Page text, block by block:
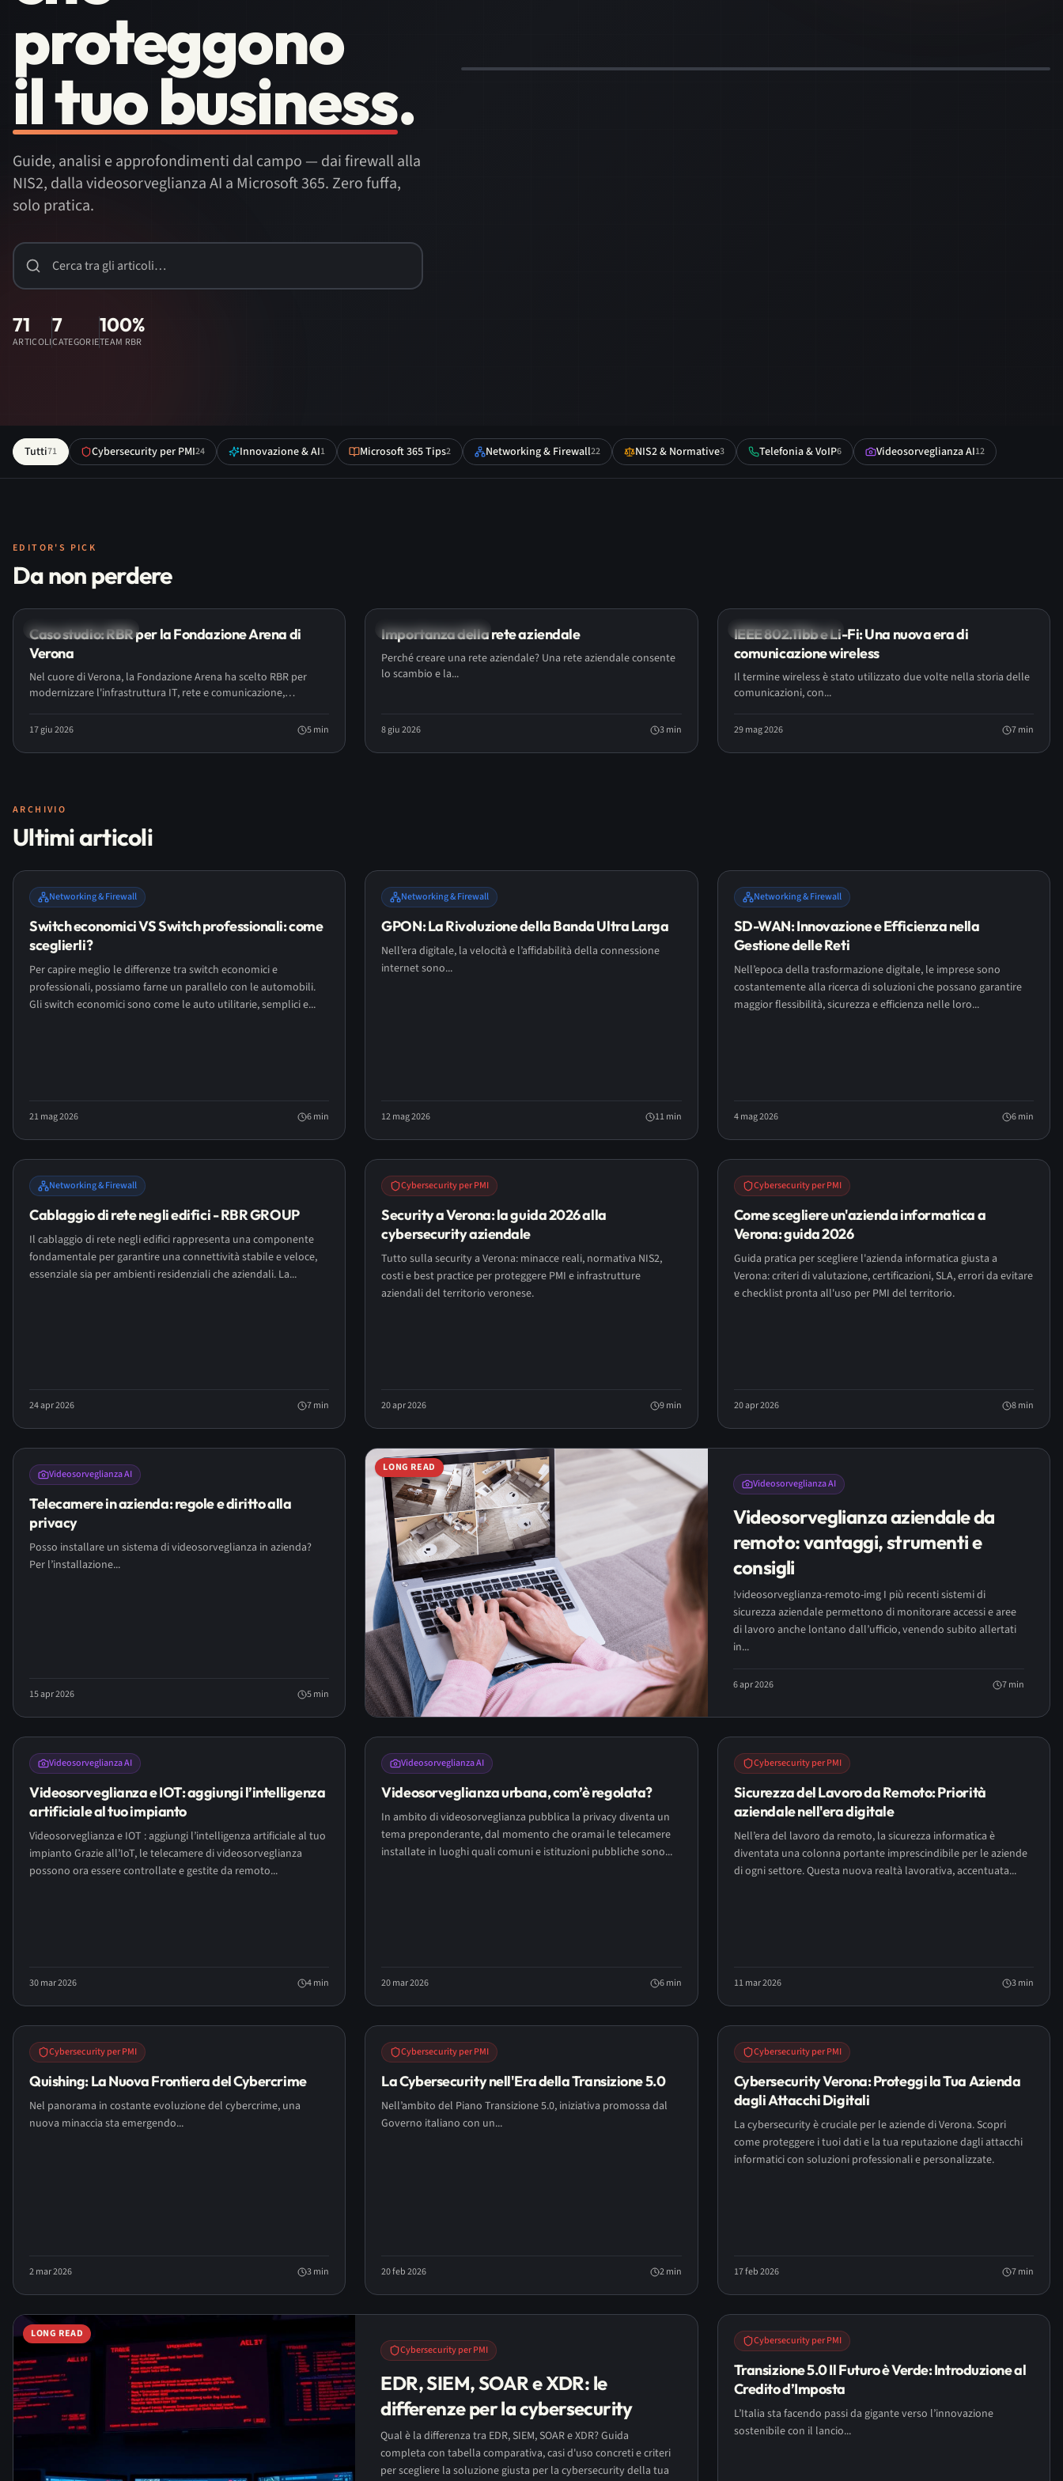
proteggono
il tuo business.
Guide, analisi e approfondimenti dal campo — dai firewall alla
NIS2, dalla videosorveglianza AI a Microsoft 365. Zero fuffa,
solo pratica.
Cerca articoli
71
ARTICOLI
7
CATEGORIE
100%
TEAM RBR
Tutti71 Cybersecurity per PMI24 Innovazione & AI1 Microsoft 365 Tips2 Networking & Firewall22 NIS2 & Normative3 Telefonia & VoIP6 Videosorveglianza AI12
Articoli del blog
EDITOR'S PICK
Da non perdere
Networking & Firewall
Caso studio: RBR per la Fondazione Arena di
Verona
Nel cuore di Verona, la Fondazione Arena ha scelto RBR per
modernizzare l'infrastruttura IT, rete e comunicazione,
del festival lirico.
17 giu 2026 5min
Networking & Firewall
Importanza della rete aziendale
Perché creare una rete aziendale? Una rete aziendale consente
lo scambio e la...
8 giu 2026 3min
Networking & Firewall
IEEE 802.11bb e Li-Fi: Una nuova era di
comunicazione wireless
Il termine wireless è stato utilizzato due volte nella storia delle
comunicazioni, con...
29 mag 2026 7min
ARCHIVIO
Ultimi articoli
Networking & Firewall
Switch economici VS Switch professionali: come
sceglierli?
Per capire meglio le differenze tra switch economici e
professionali, possiamo farne un parallelo con le automobili.
Gli switch economici sono come le auto utilitarie, semplici e...
21 mag 2026 6min
Networking & Firewall
GPON: La Rivoluzione della Banda Ultra Larga
Nell’era digitale, la velocità e l’affidabilità della connessione
internet sono...
12 mag 2026 11min
Networking & Firewall
SD-WAN: Innovazione e Efficienza nella
Gestione delle Reti
Nell’epoca della trasformazione digitale, le imprese sono
costantemente alla ricerca di soluzioni che possano garantire
maggior flessibilità, sicurezza e efficienza nelle loro...
4 mag 2026 6min
Networking & Firewall
Cablaggio di rete negli edifici - RBR GROUP
Il cablaggio di rete negli edifici rappresenta una componente
fondamentale per garantire una connettività stabile e veloce,
essenziale sia per ambienti residenziali che aziendali. La...
24 apr 2026 7min
Cybersecurity per PMI
Security a Verona: la guida 2026 alla
cybersecurity aziendale
Tutto sulla security a Verona: minacce reali, normativa NIS2,
costi e best practice per proteggere PMI e infrastrutture
aziendali del territorio veronese.
20 apr 2026 9min
Cybersecurity per PMI
Come scegliere un'azienda informatica a
Verona: guida 2026
Guida pratica per scegliere l'azienda informatica giusta a
Verona: criteri di valutazione, certificazioni, SLA, errori da evitare
e checklist pronta all'uso per PMI del territorio.
20 apr 2026 8min
Videosorveglianza AI
Telecamere in azienda: regole e diritto alla
privacy
Posso installare un sistema di videosorveglianza in azienda?
Per l’installazione...
15 apr 2026 5min
LONG READ
Videosorveglianza AI
Videosorveglianza aziendale da
remoto: vantaggi, strumenti e
consigli
!videosorveglianza-remoto-img I più recenti sistemi di
sicurezza aziendale permettono di monitorare accessi e aree
di lavoro anche lontano dall’ufficio, venendo subito allertati
in...
6 apr 2026 7min
Videosorveglianza AI
Videosorveglianza e IOT: aggiungi l’intelligenza
artificiale al tuo impianto
Videosorveglianza e IOT : aggiungi l’intelligenza artificiale al tuo
impianto Grazie all’IoT, le telecamere di videosorveglianza
possono ora essere controllate e gestite da remoto...
30 mar 2026 4min
Videosorveglianza AI
Videosorveglianza urbana, com’è regolata?
In ambito di videosorveglianza pubblica la privacy diventa un
tema preponderante, dal momento che oramai le telecamere
installate in luoghi quali comuni e istituzioni pubbliche sono...
20 mar 2026 6min
Cybersecurity per PMI
Sicurezza del Lavoro da Remoto: Priorità
aziendale nell'era digitale
Nell’era del lavoro da remoto, la sicurezza informatica è
diventata una colonna portante imprescindibile per le aziende
di ogni settore. Questa nuova realtà lavorativa, accentuata...
11 mar 2026 3min
Cybersecurity per PMI
Quishing: La Nuova Frontiera del Cybercrime
Nel panorama in costante evoluzione del cybercrime, una
nuova minaccia sta emergendo...
2 mar 2026 3min
Cybersecurity per PMI
La Cybersecurity nell'Era della Transizione 5.0
Nell’ambito del Piano Transizione 5.0, iniziativa promossa dal
Governo italiano con un...
20 feb 2026 2min
Cybersecurity per PMI
Cybersecurity Verona: Proteggi la Tua Azienda
dagli Attacchi Digitali
La cybersecurity è cruciale per le aziende di Verona. Scopri
come proteggere i tuoi dati e la tua reputazione dagli attacchi
informatici con soluzioni professionali e personalizzate.
17 feb 2026 7min
LONG READ
Cybersecurity per PMI
EDR, SIEM, SOAR e XDR: le
differenze per la cybersecurity
Qual è la differenza tra EDR, SIEM, SOAR e XDR? Guida
completa con tabella comparativa, casi d'uso concreti e criteri
per scegliere la soluzione giusta per la cybersecurity della tua
Cybersecurity per PMI
Transizione 5.0 Il Futuro è Verde: Introduzione al
Credito d’Imposta
L’Italia sta facendo passi da gigante verso l’innovazione
sostenibile con il lancio...